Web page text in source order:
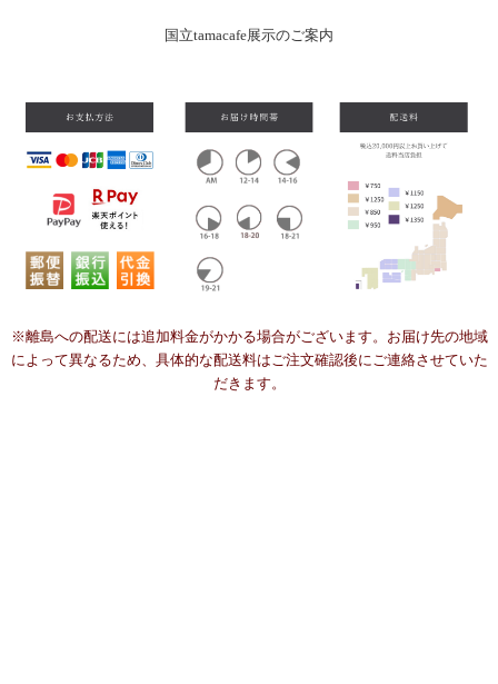
国立tamacafe展示のご案内
※離島への配送には追加料金がかかる場合がございます。お届け先の地域
によって異なるため、具体的な配送料はご注文確認後にご連絡させていた
だきます。